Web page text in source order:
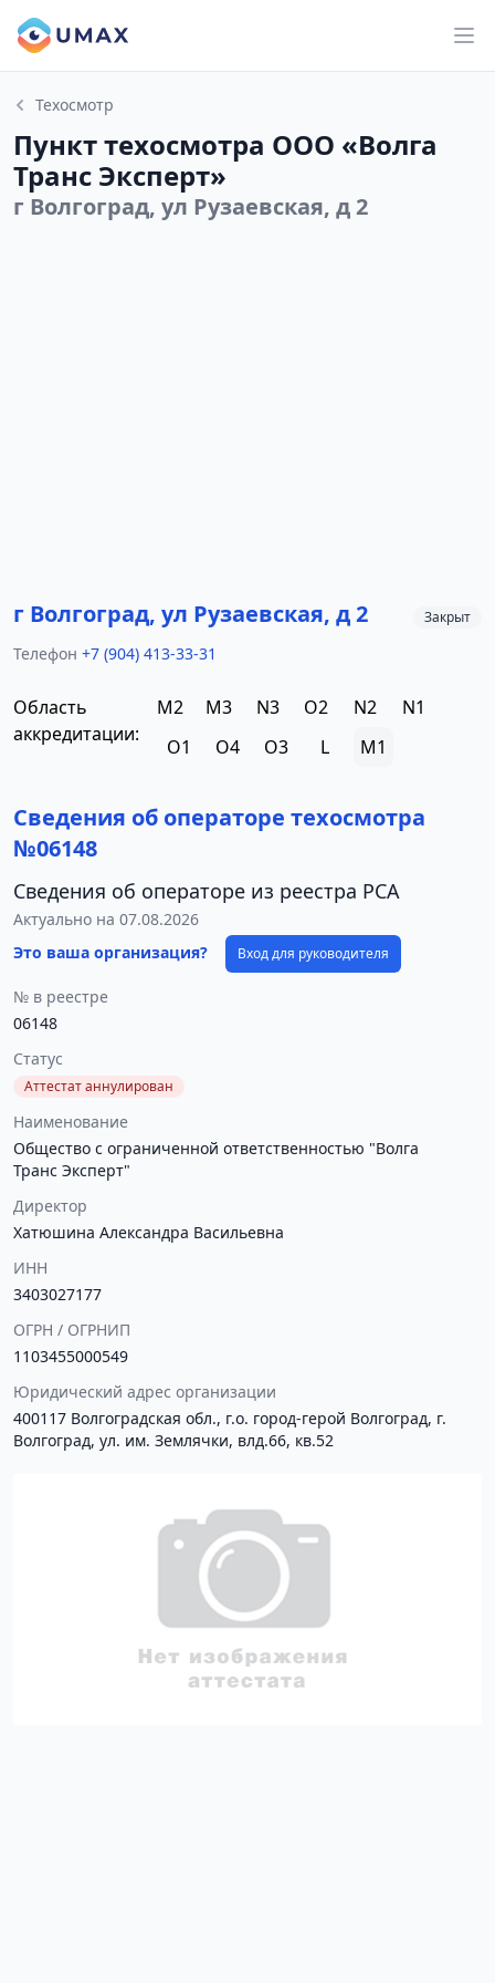
Техосмотр
Пункт техосмотра ООО «Волга
Транс Эксперт»
г Волгоград, ул Рузаевская, д 2
г Волгоград, ул Рузаевская, д 2 Закрыт
Телефон +7 (904) 413-33-31
Область
аккредитации:
M2 M3 N3 O2 N2
N1
O1
O4 O3 L M1
Сведения об операторе техосмотра
№06148
Сведения об операторе из реестра РСА
Актуально на 07.08.2026
Это ваша организация?
Вход для руководителя
№ в реестре
06148
Статус
Аттестат аннулирован
Наименование
Общество с ограниченной ответственностью "Волга
Транс Эксперт"
Директор
Хатюшина Александра Васильевна
ИНН
3403027177
ОГРН / ОГРНИП
1103455000549
Юридический адрес организации
400117 Волгоградская обл., г.о. город-герой Волгоград, г.
Волгоград, ул. им. Землячки, влд.66, кв.52